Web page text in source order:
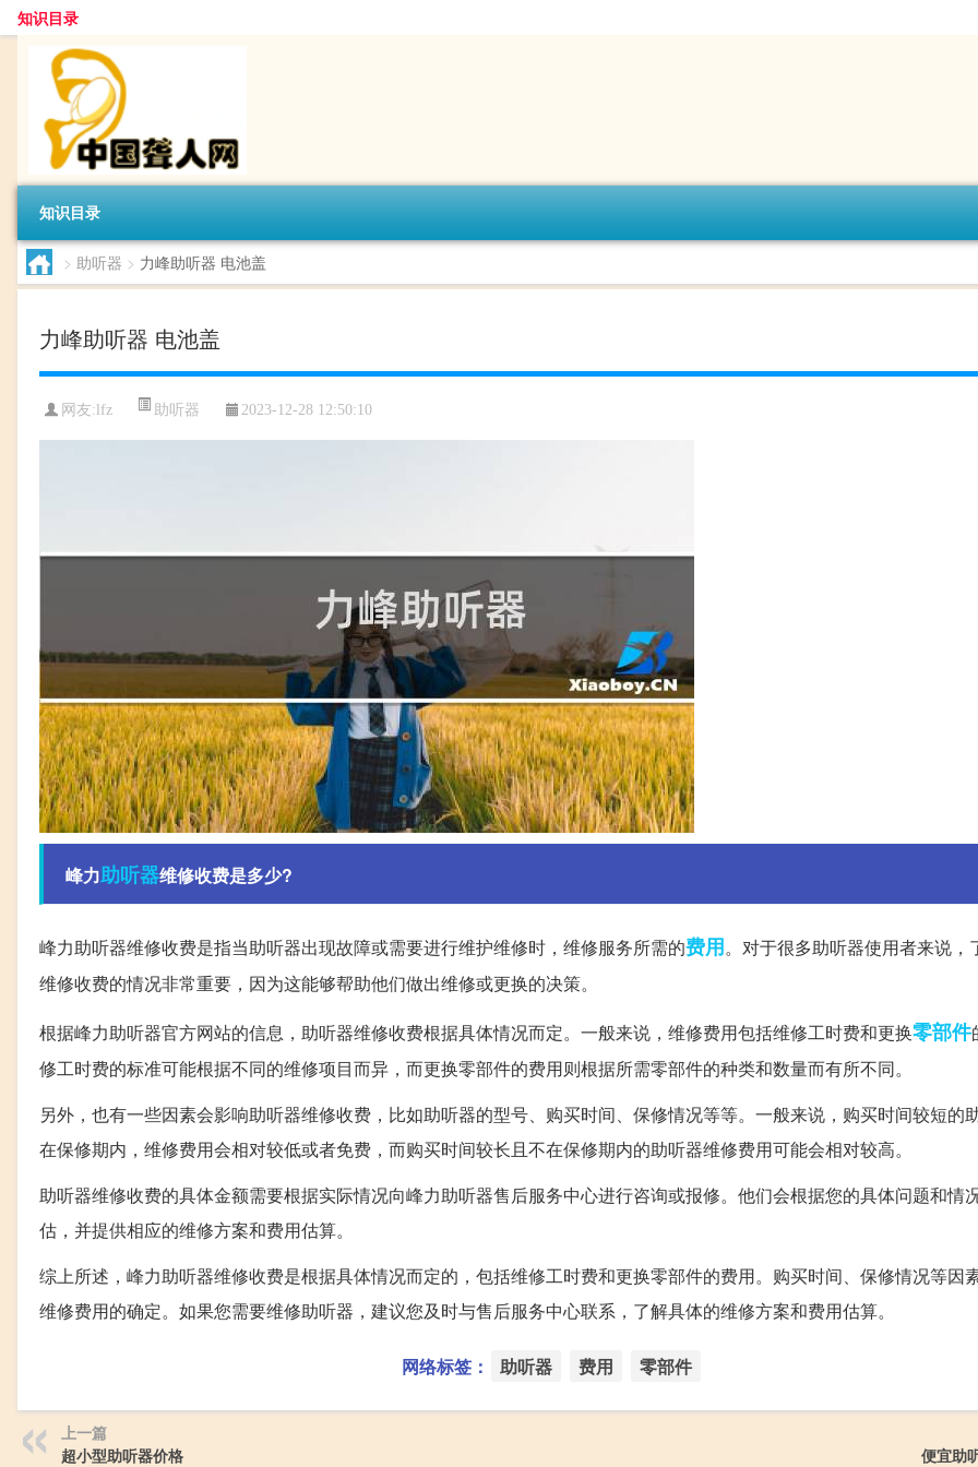
知识目录
知识目录
> 助听器 > 力峰助听器 电池盖
力峰助听器 电池盖
网友: lfz 助听器 2023-12-28 12:50:10
峰力助听器维修收费是多少?
峰力助听器维修收费是指当助听器出现故障或需要进行维护维修时，维修服务所需的费用。对于很多助听器使用者来说，
维修收费的情况非常重要，因为这能够帮助他们做出维修或更换的决策。
根据峰力助听器官方网站的信息，助听器维修收费根据具体情况而定。一般来说，维修费用包括维修工时费和更换零部件
修工时费的标准可能根据不同的维修项目而异，而更换零部件的费用则根据所需零部件的种类和数量而有所不同。
另外，也有一些因素会影响助听器维修收费，比如助听器的型号、购买时间、保修情况等等。一般来说，购买时间较短的
在保修期内，维修费用会相对较低或者免费，而购买时间较长且不在保修期内的助听器维修费用可能会相对较高。
助听器维修收费的具体金额需要根据实际情况向峰力助听器售后服务中心进行咨询或报修。他们会根据您的具体问题和情
估，并提供相应的维修方案和费用估算。
综上所述，峰力助听器维修收费是根据具体情况而定的，包括维修工时费和更换零部件的费用。购买时间、保修情况等因
维修费用的确定。如果您需要维修助听器，建议您及时与售后服务中心联系，了解具体的维修方案和费用估算。
网络标签： 助听器 费用 零部件
上一篇
超小型助听器价格
便宜助